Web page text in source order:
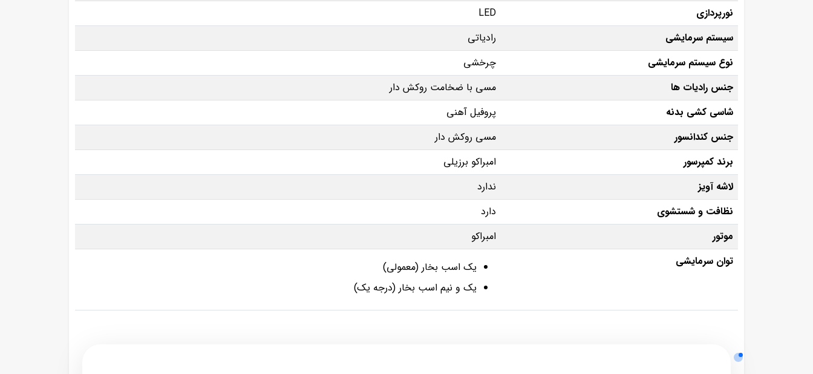
نورپردازی
LED
سیستم سرمایشی
رادیاتی
نوع سیستم سرمایشی
چرخشی
جنس رادیات ها
مسی با ضخامت روکش دار
شاسی کشی بدنه
پروفیل آهنی
جنس کندانسور
مسی روکش دار
برند کمپرسور
امبراکو برزیلی
لاشه آویز
ندارد
نظافت و شستشوی
دارد
موتور
امبراکو
توان سرمایشی
یک اسب بخار (معمولی)
یک و نیم اسب بخار (درجه یک)